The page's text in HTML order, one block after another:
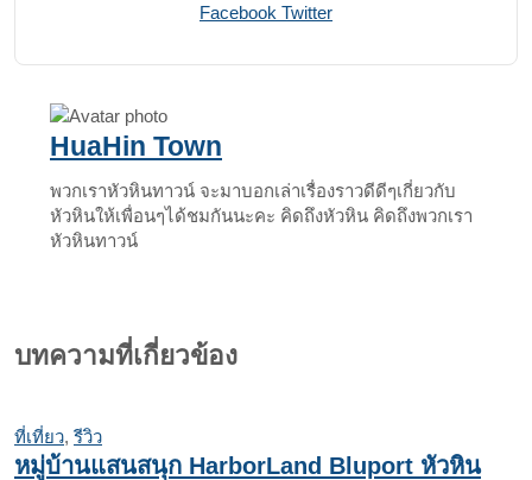
Facebook TwitterPrint
Share
Email
HuaHin Town
พวกเราหัวหินทาวน์ จะมาบอกเล่าเรื่องราวดีดีๆเกี่ยวกับ
หัวหินให้เพื่อนๆได้ชมกันนะคะ คิดถึงหัวหิน คิดถึงพวกเรา
หัวหินทาวน์
บทความที่เกี่ยวข้อง
ที่เที่ยว, รีวิว
หมู่บ้านแสนสนุก HarborLand Bluport หัวหิน